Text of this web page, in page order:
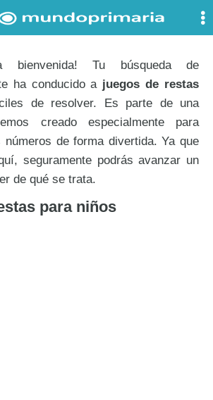
bienvenida! Tu búsqueda de
ha conducido a juegos de restas
de resolver. Es parte de una
creado especialmente para
de forma divertida. Ya que
seguramente podrás avanzar un
de qué se trata.
para niños